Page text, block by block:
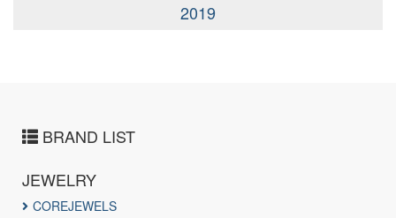
2019
BRAND LIST
JEWELRY
COREJEWELS